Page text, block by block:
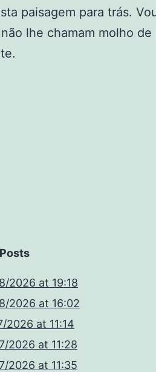
paisagem para trás.
lhe chamam molho de
2026 at 19:18
2026 at 16:02
2026 at 11:14
2026 at 11:28
2026 at 11:35